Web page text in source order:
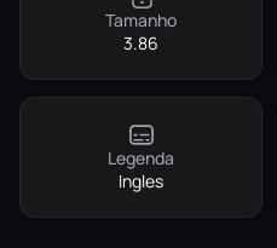
Tamanho
3.86
Legenda
Ingles